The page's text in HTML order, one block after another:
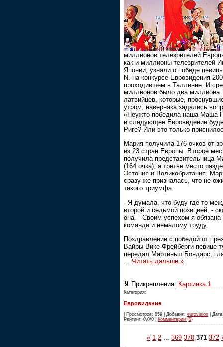
миллионов телезрителей
как и миллионы телезрителей
Японии, узнали о победе
N. на конкурсе Евровидения
проходившем в Таллинне. И
миллионов было два миллиона
латвийцев, которые,
утром, наверняка задались
«Неужто победила наша Маша
и следующее Евровидение
Риге? Или это только
Мария получила 176 очков от
из 23 стран Европы. Второе
получила представительница
(164 очка), а третье место
Эстония и Великобритания.
сразу же призналась, что не
такого триумфа.
- Я думала, что буду где-то
второй и седьмой позицией, -
она. - Своим успехом я обязана
команде и немалому труду.
Поздравление с победой от
Вайры Вике-Фрейберги певице
передал Мартиньш Бондарс,
Читать дальше »
Прикрепления: Картинка 1
Категория:
Евровидение
| Просмотров: 859 | Добавил: eurovision |
Рейтинг: 0.0/0 | Комментарии (0)
« 1 2 ... 369 370 371 372